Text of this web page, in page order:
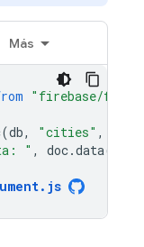
Más
"firebase/
(db, "cities" ,
" , doc.data());
. js